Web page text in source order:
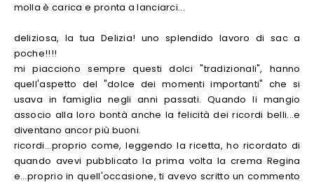
molla è carica e pronta a lanciarci...
deliziosa, la tua Delizia! uno splendido lavoro di sac a
poche!!!!
mi piacciono sempre questi dolci "tradizionali", hanno
quell'aspetto del "dolce dei momenti importanti" che si
usava in famiglia negli anni passati. Quando li mangio
associo alla loro bontà anche la felicità dei ricordi belli...e
diventano ancor più buoni.
ricordi...proprio come, leggendo la ricetta, ho ricordato di
quando avevi pubblicato la prima volta la crema Regina
e...proprio in quell'occasione, ti avevo scritto un commento